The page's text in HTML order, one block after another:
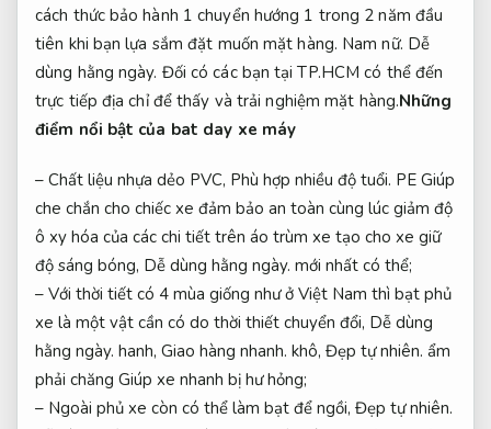
cách thức bảo hành 1 chuyển hướng 1 trong 2 năm đầu
tiên khi bạn lựa sắm đặt muốn mặt hàng. Nam nữ. Dễ
dùng hằng ngày. Đối có các bạn tại TP.HCM có thể đến
trực tiếp địa chỉ để thấy và trải nghiệm mặt hàng.Những
điểm nổi bật của bat day xe máy
– Chất liệu nhựa dẻo PVC, Phù hợp nhiều độ tuổi. PE Giúp
che chắn cho chiếc xe đảm bảo an toàn cùng lúc giảm độ
ô xy hóa của các chi tiết trên áo trùm xe tạo cho xe giữ
độ sáng bóng, Dễ dùng hằng ngày. mới nhất có thể;
– Với thời tiết có 4 mùa giống như ở Việt Nam thì bạt phủ
xe là một vật cần có do thời thiết chuyển đổi, Dễ dùng
hằng ngày. hanh, Giao hàng nhanh. khô, Đẹp tự nhiên. ẩm
phải chăng Giúp xe nhanh bị hư hỏng;
– Ngoài phủ xe còn có thể làm bạt để ngồi, Đẹp tự nhiên.